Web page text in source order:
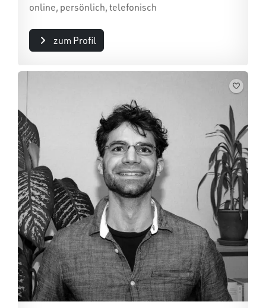
online, persönlich, telefonisch
zum Profil